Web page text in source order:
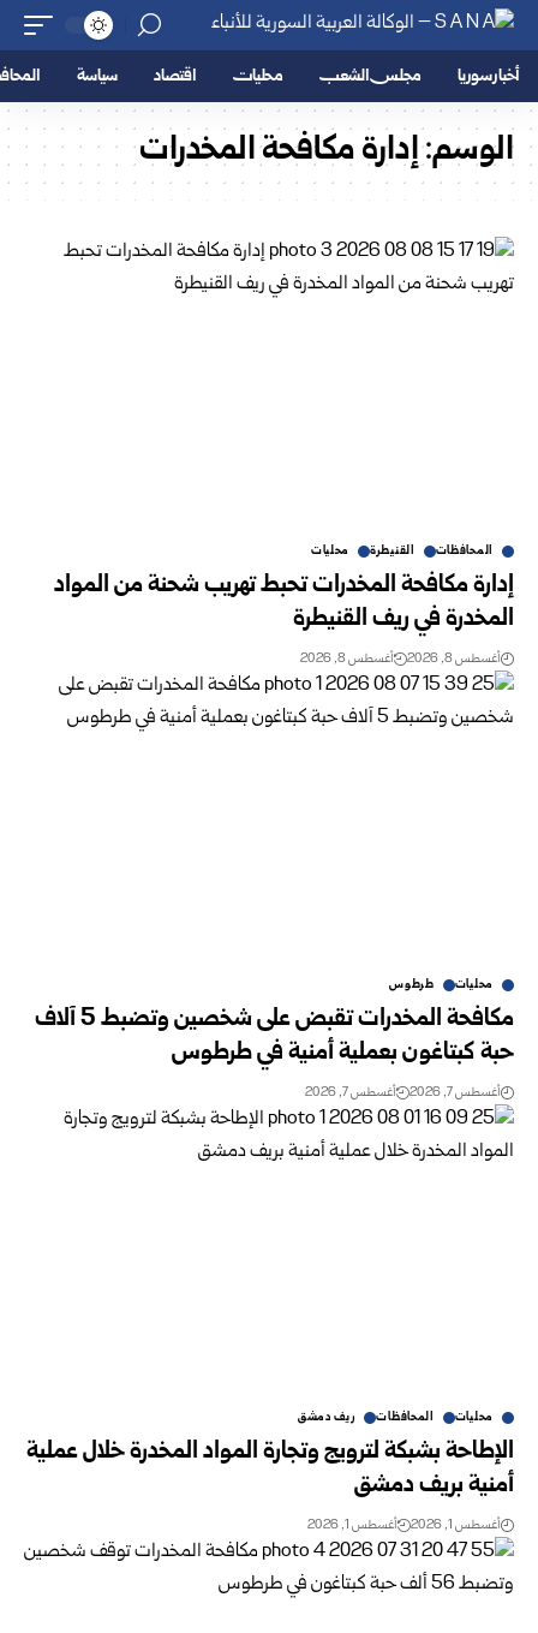
أخبار سوريا مجلس الشعب محليات اقتصاد سياسة
الوسم:إدارة مكافحة المخدرات
المحافظات القنيطرة محليات
إدارة مكافحة المخدرات تحبط تهريب شحنة من المواد
المخدرة في ريف ‏القنيطرة
أغسطس 8, 2026 أغسطس 8, 2026
محليات طرطوس
مكافحة المخدرات تقبض على شخصين وتضبط 5 آلاف
حبة كبتاغون بعملية أمنية في طرطوس
أغسطس 7, 2026 أغسطس 7, 2026
محليات المحافظات ريف دمشق
الإطاحة بشبكة ‏لترويج وتجارة المواد المخدرة خلال عملية
أمنية بريف ‏دمشق
أغسطس 1, 2026 أغسطس 1, 2026